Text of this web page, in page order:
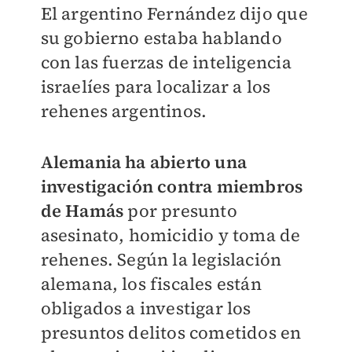
El argentino Fernández dijo que
su gobierno estaba hablando
con las fuerzas de inteligencia
israelíes para localizar a los
rehenes argentinos.
Alemania ha abierto una
investigación contra miembros
de Hamás por presunto
asesinato, homicidio y toma de
rehenes. Según la legislación
alemana, los fiscales están
obligados a investigar los
presuntos delitos cometidos en